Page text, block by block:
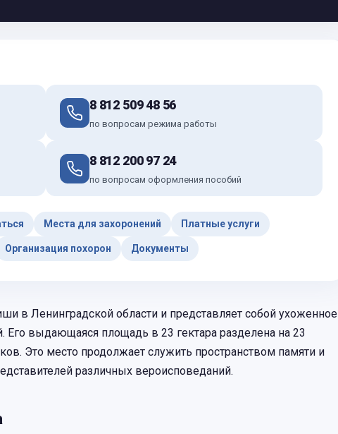
8 812 509 48 56
по вопросам режима работы
8 812 200 97 24
по вопросам оформления пособий
Места для захоронений Платные услуги
Организация похорон Документы
в Ленинградской области и представляет собой ухоженное
Его выдающаяся площадь в 23 гектара разделена на 23
Это место продолжает служить пространством памяти и
различных вероисповеданий.